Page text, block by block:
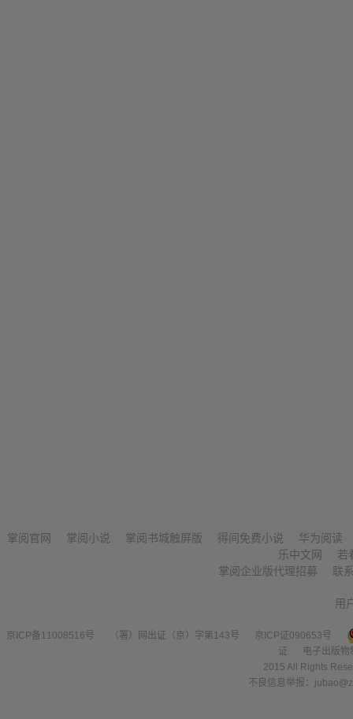
掌阅官网 掌阅小说 掌阅书城触屏版 得间免费小说
华为阅读
乐中文网
若
掌阅企业版代理招募
联
用
京ICP备11008516号 （署）网出证（京）字第143号
京ICP证090653号
证
电子出版
2015 All Rights
不良信息举报：